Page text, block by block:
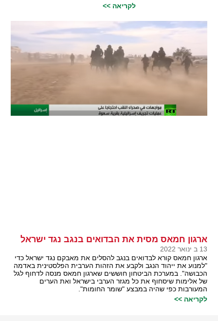
לקריאה >>
ארגון חמאס מסית את הבדואים בנגב נגד ישראל
13 ב ינואר 2022
ארגון חמאס קורא לבדואים בנגב להסלים את מאבקם נגד ישראל כדי
"למנוע את ייהוד הנגב ולקבע את הזהות הערבית הפלסטינית באדמה
הכבושה". במערכת הביטחון חוששים שארגון חמאס מנסה לדחוף לגל
של אלימות שיסחוף את כל מגזר הערבי בישראל ואת הערים
המעורבות כפי שהיה במבצע "שומר החומות".
לקריאה >>